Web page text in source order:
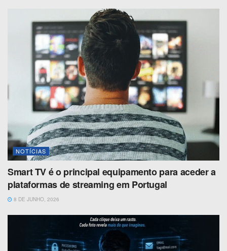
NOTÍCIAS
Smart TV é o principal equipamento para aceder a
plataformas de streaming em Portugal
8 DE JUNHO, 2026